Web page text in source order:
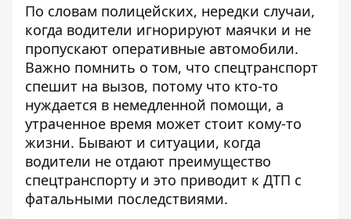
По словам полицейских, нередки случаи,
когда водители игнорируют маячки и не
пропускают оперативные автомобили.
Важно помнить о том, что спецтранспорт
спешит на вызов, потому что кто-то
нуждается в немедленной помощи, а
утраченное время может стоит кому-то
жизни. Бывают и ситуации, когда
водители не отдают преимущество
спецтранспорту и это приводит к ДТП с
фатальными последствиями.